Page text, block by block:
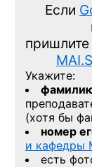
Если
Укажите:
(хотя бы
номер
и кафедры
есть